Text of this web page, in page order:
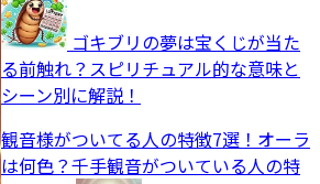
ゴキブリの夢は宝くじが当た
る前触れ？スピリチュアル的な意味と
シーン別に解説！
観音様がついてる人の特徴7選！オーラ
は何色？千手観音がついている人の特